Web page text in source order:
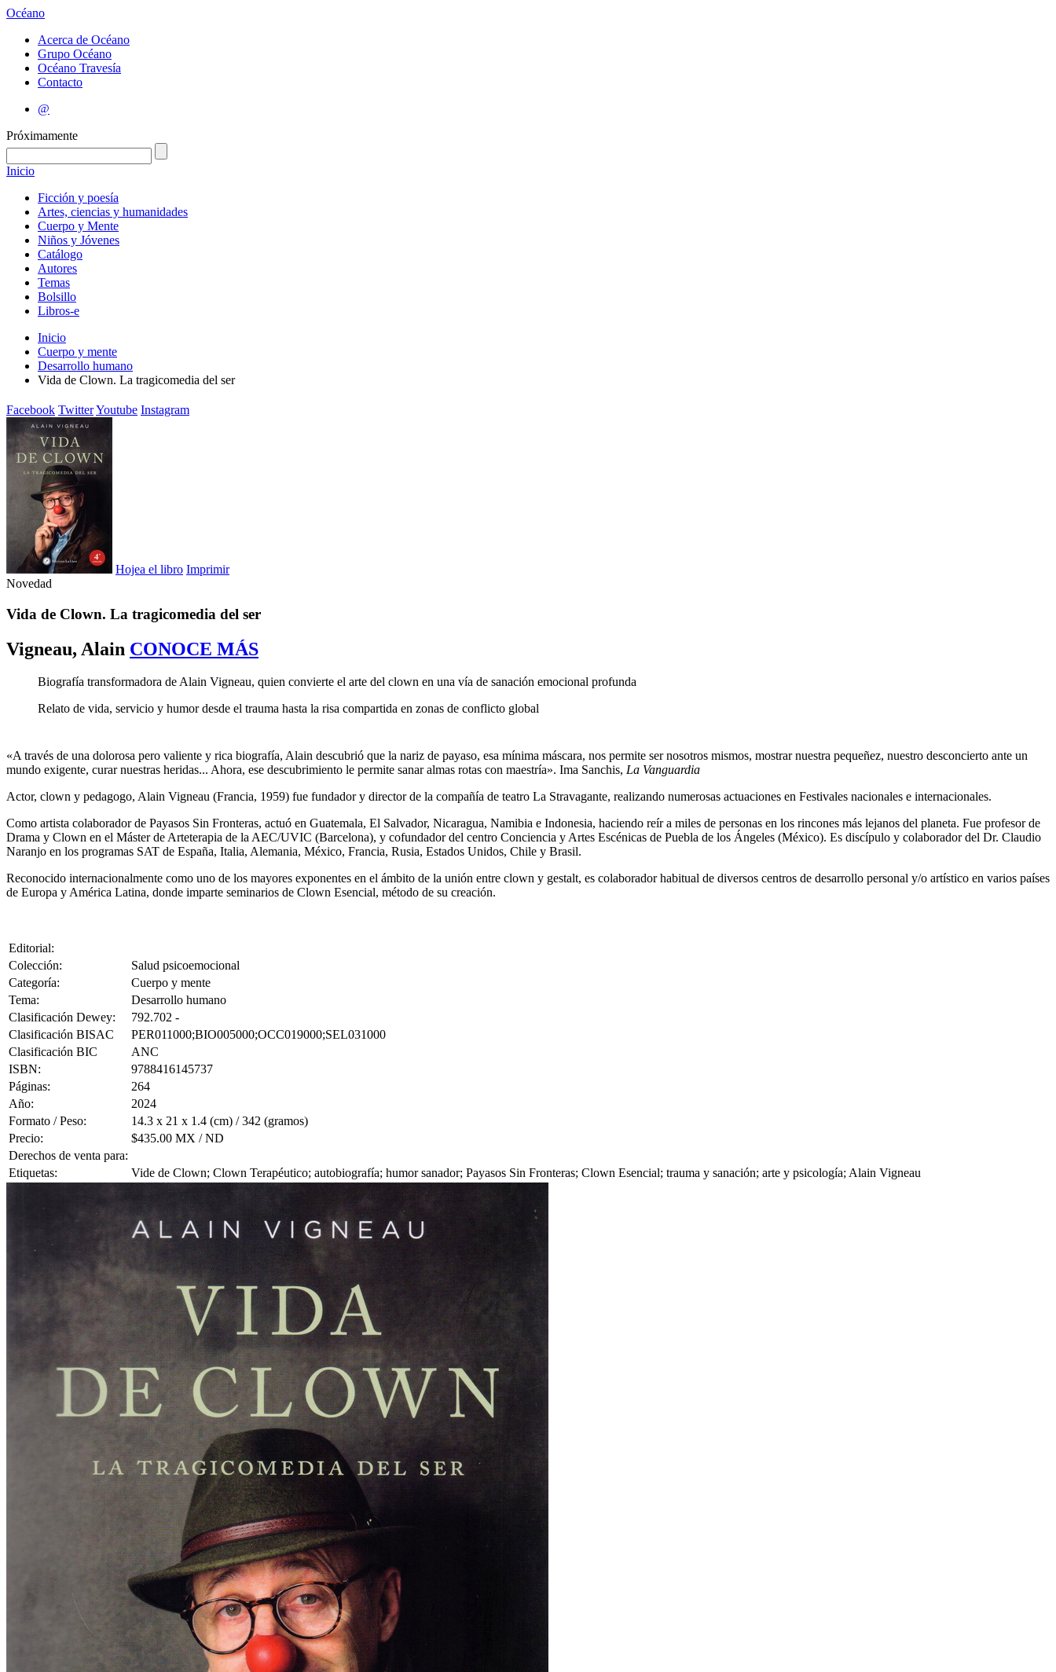
Océano
Acerca de Océano
Grupo Océano
Océano Travesía
Contacto
@
Próximamente
Inicio
Ficción y poesía
Artes, ciencias y humanidades
Cuerpo y Mente
Niños y Jóvenes
Catálogo
Autores
Temas
Bolsillo
Libros-e
Inicio
Cuerpo y mente
Desarrollo humano
Vida de Clown. La tragicomedia del ser
Facebook TwitterYoutube Instagram
Hojea el libro Imprimir
Novedad
Vida de Clown. La tragicomedia del ser
Vigneau, Alain CONOCE MÁS
Biografía transformadora de Alain Vigneau, quien convierte el arte del clown en una vía de sanación emocional profunda
Relato de vida, servicio y humor desde el trauma hasta la risa compartida en zonas de conflicto global
«A través de una dolorosa pero valiente y rica biografía, Alain descubrió que la nariz de payaso, esa mínima máscara, nos permite ser nosotros mismos, mostrar nuestra pequeñez, nuestro desconcierto ante un
mundo exigente, curar nuestras heridas... Ahora, ese descubrimiento le permite sanar almas rotas con maestría». Ima Sanchis, La Vanguardia
Actor, clown y pedagogo, Alain Vigneau (Francia, 1959) fue fundador y director de la compañía de teatro La Stravagante, realizando numerosas actuaciones en Festivales nacionales e internacionales.
Como artista colaborador de Payasos Sin Fronteras, actuó en Guatemala, El Salvador, Nicaragua, Namibia e Indonesia, haciendo reír a miles de personas en los rincones más lejanos del planeta. Fue profesor de
Drama y Clown en el Máster de Arteterapia de la AEC/UVIC (Barcelona), y cofundador del centro Conciencia y Artes Escénicas de Puebla de los Ángeles (México). Es discípulo y colaborador del Dr. Claudio
Naranjo en los programas SAT de España, Italia, Alemania, México, Francia, Rusia, Estados Unidos, Chile y Brasil.
Reconocido internacionalmente como uno de los mayores exponentes en el ámbito de la unión entre clown y gestalt, es colaborador habitual de diversos centros de desarrollo personal y/o artístico en varios países
de Europa y América Latina, donde imparte seminarios de Clown Esencial, método de su creación.
Editorial:
Colección:
Salud psicoemocional
Categoría:
Cuerpo y mente
Tema:
Desarrollo humano
Clasificación Dewey:
792.702 -
Clasificación BISAC
PER011000;BIO005000;OCC019000;SEL031000
Clasificación BIC
ANC
ISBN:
9788416145737
Páginas:
264
Año:
2024
Formato / Peso:
14.3 x 21 x 1.4 (cm) / 342 (gramos)
Precio:
$435.00 MX / ND
Derechos de venta para:
Etiquetas:
Vide de Clown; Clown Terapéutico; autobiografía; humor sanador; Payasos Sin Fronteras; Clown Esencial; trauma y sanación; arte y psicología; Alain Vigneau